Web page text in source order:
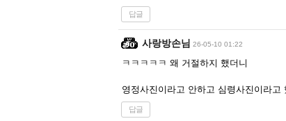
답글
사랑방손님 26-05-10 01:22
ㅋㅋㅋㅋㅋ 왜 거절하지 했더니
영정사진이라고 안하고 심령사진이라
답글